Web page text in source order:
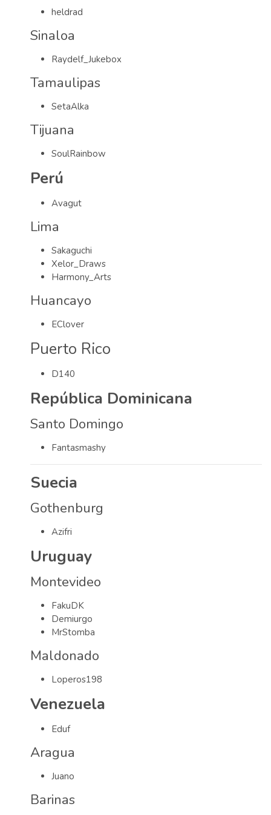
heldrad
Sinaloa
Raydelf_Jukebox
Tamaulipas
SetaAlka
Tijuana
SoulRainbow
Perú
Avagut
Lima
Sakaguchi
Xelor_Draws
Harmony_Arts
Huancayo
EClover
Puerto Rico
D140
República Dominicana
Santo Domingo
Fantasmashy
Suecia
Gothenburg
Azifri
Uruguay
Montevideo
FakuDK
Demiurgo
MrStomba
Maldonado
Loperos198
Venezuela
Eduf
Aragua
Juano
Barinas